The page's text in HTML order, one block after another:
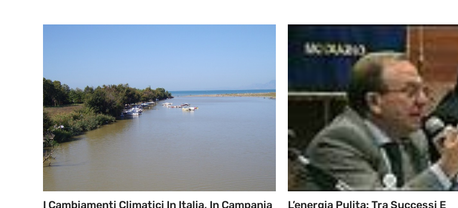
I Cambiamenti Climatici In Italia, In Campania
L’energia Pulita: Tra Successi E